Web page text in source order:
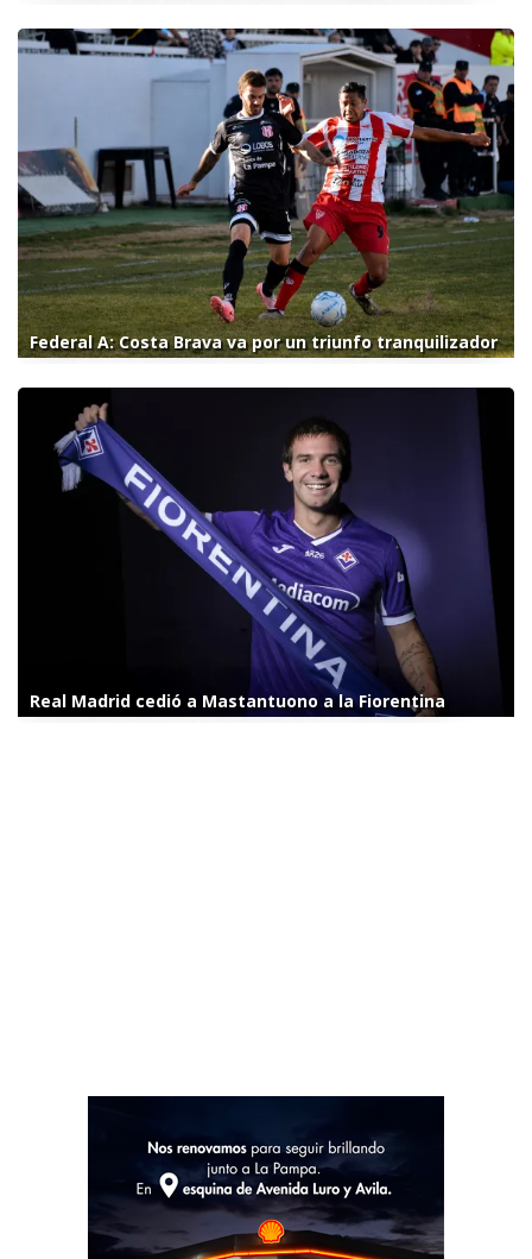
Federal A: Costa Brava va por un triunfo tranquilizador
Real Madrid cedió a Mastantuono a la Fiorentina